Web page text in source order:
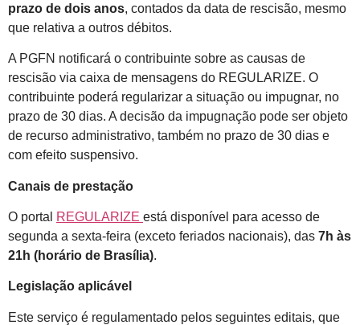
prazo de dois anos, contados da data de rescisão, mesmo
que relativa a outros débitos.
A PGFN notificará o contribuinte sobre as causas de
rescisão via caixa de mensagens do REGULARIZE. O
contribuinte poderá regularizar a situação ou impugnar, no
prazo de 30 dias. A decisão da impugnação pode ser objeto
de recurso administrativo, também no prazo de 30 dias e
com efeito suspensivo.
Canais de prestação
O portal REGULARIZE está disponível para acesso de
segunda a sexta-feira (exceto feriados nacionais), das 7h às
21h (horário de Brasília).
Legislação aplicável
Este serviço é regulamentado pelos seguintes editais, que